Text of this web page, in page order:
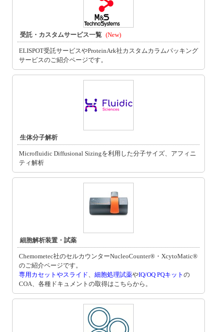
受託・カスタムサービス一覧 (New)
ELISPOT受託サービスやProteinArk社カスタムカラムパッキング
サービスのご紹介ページです。
生体分子解析
Microfluidic Diffusional Sizingを利用した分子サイズ、アフィニ
ティ解析
細胞解析装置・試薬
Chemometec社のセルカウンターNucleoCounter®・XcytoMatic®
のご紹介ページです。
専用カセットやスライド、 細胞処理試薬やIQ/OQ PQキット の
COA、各種ドキュメントの取得はこちらから。